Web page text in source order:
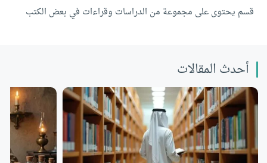
قسم يحتوى على مجموعة من الدراسات وقراءات في بعض الكتب
أحدث المقالات